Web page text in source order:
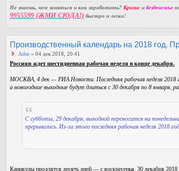
Не знаешь, чем заняться и как заработать? Кризис и безденежье
9955599 (ЖМИ СЮДА!) быстро и легко!
Производственный календарь на 2018 год.
Adm » 04 дек 2018, 20:41
Россиян ждет шестидневная рабочая неделя в конце декабря.
МОСКВА, 4 дек — РИА Новости. Последняя рабочая неделя 2018
а новогодние выходные будут длиться с 30 декабря по 8 января,
С субботы, 29 декабря, выходной переносится на
прерывались. Из-за этого последняя рабочая неделя 2018
Каникулы продлятся десять дней — с воскресенья, 30 декабря